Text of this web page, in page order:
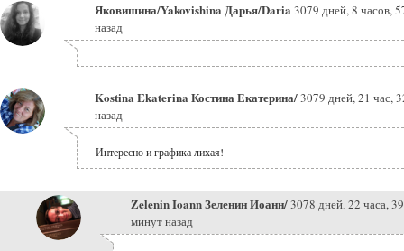
Яковишина/Yakovishina Дарья/Daria 3079 дней, 8 часов,
назад
Kostina Ekaterina Костина Екатерина/3079 дней, 21 час,
назад
Интересно и графика лихая!
Zelenin Ioann Зеленин Иоанн/3078 дней, 22 часа, 39
минут назад